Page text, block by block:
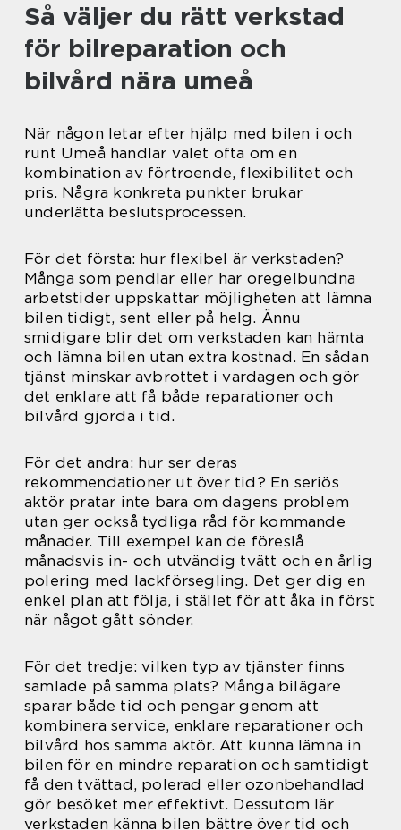
Så väljer du rätt verkstad
för bilreparation och
bilvård nära umeå
När någon letar efter hjälp med bilen i och
runt Umeå handlar valet ofta om en
kombination av förtroende, flexibilitet och
pris. Några konkreta punkter brukar
underlätta beslutsprocessen.
För det första: hur flexibel är verkstaden?
Många som pendlar eller har oregelbundna
arbetstider uppskattar möjligheten att lämna
bilen tidigt, sent eller på helg. Ännu
smidigare blir det om verkstaden kan hämta
och lämna bilen utan extra kostnad. En sådan
tjänst minskar avbrottet i vardagen och gör
det enklare att få både reparationer och
bilvård gjorda i tid.
För det andra: hur ser deras
rekommendationer ut över tid? En seriös
aktör pratar inte bara om dagens problem
utan ger också tydliga råd för kommande
månader. Till exempel kan de föreslå
månadsvis in- och utvändig tvätt och en årlig
polering med lackförsegling. Det ger dig en
enkel plan att följa, i stället för att åka in först
när något gått sönder.
För det tredje: vilken typ av tjänster finns
samlade på samma plats? Många bilägare
sparar både tid och pengar genom att
kombinera service, enklare reparationer och
bilvård hos samma aktör. Att kunna lämna in
bilen för en mindre reparation och samtidigt
få den tvättad, polerad eller ozonbehandlad
gör besöket mer effektivt. Dessutom lär
verkstaden känna bilen bättre över tid och